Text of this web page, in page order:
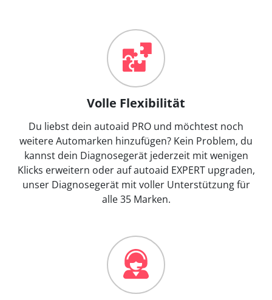
Volle Flexibilität
Du liebst dein autoaid PRO und möchtest noch
weitere Automarken hinzufügen? Kein Problem, du
kannst dein Diagnosegerät jederzeit mit wenigen
Klicks erweitern oder auf autoaid EXPERT upgraden,
unser Diagnosegerät mit voller Unterstützung für
alle 35 Marken.